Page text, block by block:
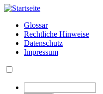
Direkt
Inhalt
Secondary
links
Glossar
Rechtliche Hinweise
Datenschutz
Impressum
Navigation